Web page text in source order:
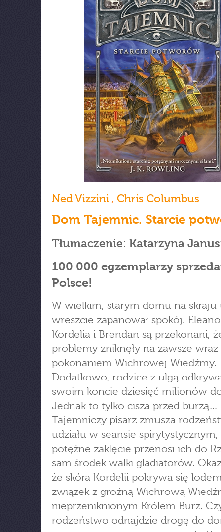
Ned Vizzini , Chris Columbus
Dom Tajemnic. Starcie
Tłumaczenie: Katarzyna
100 000 egzemplarzy
Polsce!
W wielkim, starym domu na skraju
wreszcie zapanował spokój.
Kordelia i Brendan są przekonani,
problemy zniknęły na zawsze wraz
pokonaniem Wichrowej Wiedźmy.
Dodatkowo, rodzice z ulgą
swoim koncie dziesięć milionów
Jednak to tylko cisza przed burzą…
Tajemniczy pisarz zmusza
udziału w seansie spirytystycznym,
potężne zaklęcie przenosi ich do
sam środek walki gladiatorów.
że skóra Kordelii pokrywa się
związek z groźną Wichrową
nieprzeniknionym Królem Burz.
rodzeństwo odnajdzie drogę do